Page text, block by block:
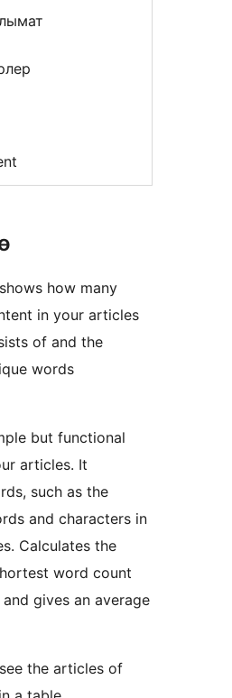
how many
in your articles
of and the
words
but functional
articles. It
such as the
and characters in
Calculates the
word count
gives an average
the articles of